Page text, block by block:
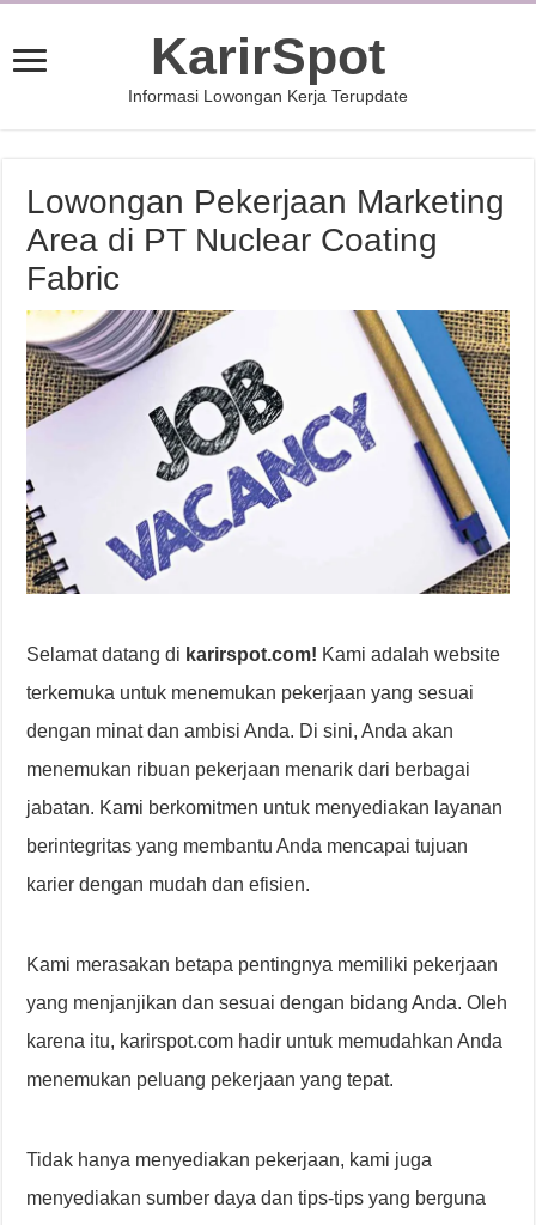
KarirSpot
Informasi Lowongan Kerja Terupdate
Lowongan Pekerjaan Marketing
Area di PT Nuclear Coating
Fabric
Selamat datang di karirspot.com! Kami adalah website
terkemuka untuk menemukan pekerjaan yang sesuai
dengan minat dan ambisi Anda. Di sini, Anda akan
menemukan ribuan pekerjaan menarik dari berbagai
jabatan. Kami berkomitmen untuk menyediakan layanan
berintegritas yang membantu Anda mencapai tujuan
karier dengan mudah dan efisien.
Kami merasakan betapa pentingnya memiliki pekerjaan
yang menjanjikan dan sesuai dengan bidang Anda. Oleh
karena itu, karirspot.com hadir untuk memudahkan Anda
menemukan peluang pekerjaan yang tepat.
Tidak hanya menyediakan pekerjaan, kami juga
menyediakan sumber daya dan tips-tips yang berguna